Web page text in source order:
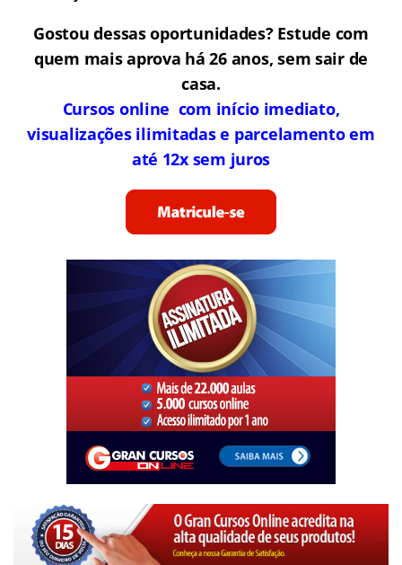
Gostou dessas oportunidades? Estude com
quem mais aprova há 26 anos, sem sair de
casa.
Cursos online com início imediato,
visualizações ilimitadas e parcelamento em
até 12x sem juros